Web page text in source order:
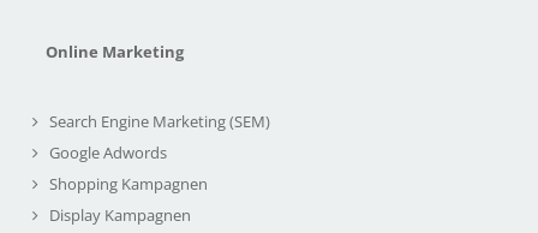
Online Marketing
Search Engine Marketing (SEM)
Google Adwords
Shopping Kampagnen
Display Kampagnen